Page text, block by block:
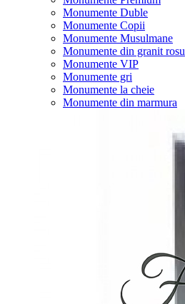
Monumente Duble
Monumente Copii
Monumente Musulmane
Monumente din granit rosu
Monumente VIP
Monumente gri
Monumente la cheie
Monumente din marmura